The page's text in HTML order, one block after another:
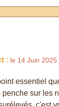
: le 14 Juin 2025
essentiel
penche sur les